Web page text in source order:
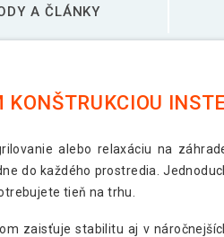
A ČLÁNKY
alebo relaxáciu na
do každého prostredia.
tieň na trhu.
zaisťuje stabilitu aj v